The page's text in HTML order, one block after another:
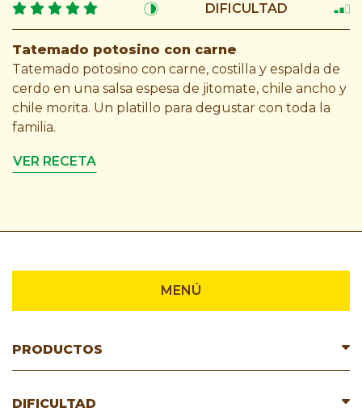
DIFICULTAD
Tatemado potosino con carne
Tatemado potosino con carne, costilla y espalda de
cerdo en una salsa espesa de jitomate, chile ancho y
chile morita. Un platillo para degustar con toda la
familia.
VER RECETA
MENÚ
PRODUCTOS
DIFICULTAD